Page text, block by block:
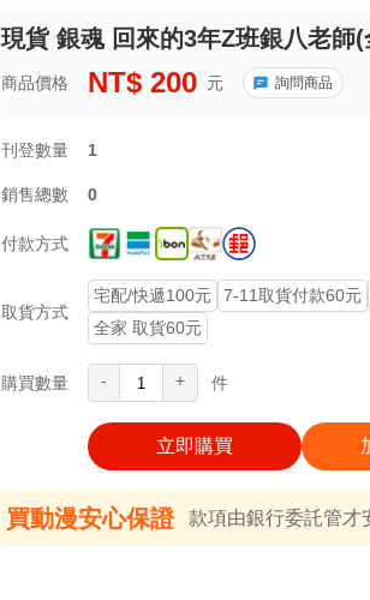
現貨 銀魂 回來的3年Z班銀八老師
商品價格 NT$ 200 元 詢問商品
刊登數量 1
銷售總數 0
付款方式
取貨方式
宅配/快遞100元 7-11取貨付款60元
全家 取貨60元
購買數量 - + 件
立即購買
買動漫安心保證 款項由銀行委託管才